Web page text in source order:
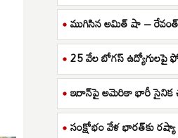
ముగిసిన అమిత్ షా – రేవంత్
25 వేల బోగస్ ఉద్యోగులపై
ఇరాన్‌పై అమెరికా భారీ సైనిక
సంక్షోభం వేళ భారత్‌కు